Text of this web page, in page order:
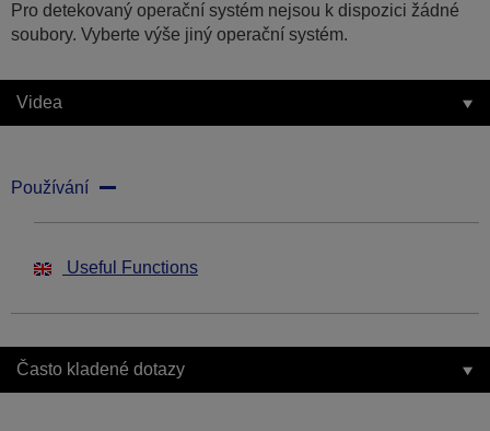
Pro detekovaný operační systém nejsou k dispozici žádné
soubory. Vyberte výše jiný operační systém.
Videa
Používání
Useful Functions
Často kladené dotazy